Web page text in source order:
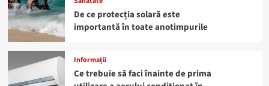
De ce protecția solară este
importantă în toate anotimpurile
Informații
Ce trebuie să faci înainte de prima